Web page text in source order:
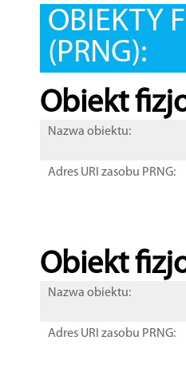
OBIEKTY
(PRNG):
Obiekt
Nazwa obiektu:
Adres URI zasobu PRNG:
Obiekt
Nazwa obiektu:
Adres URI zasobu PRNG: